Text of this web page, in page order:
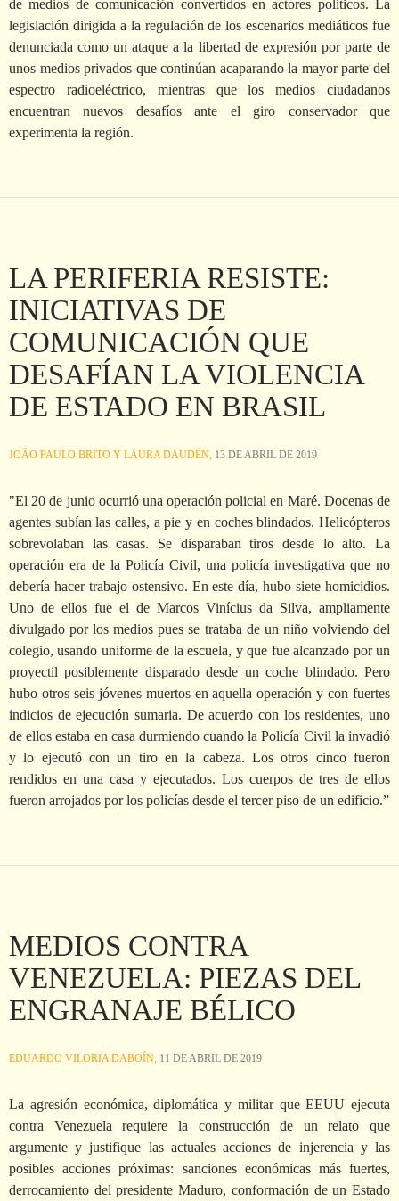
de medios de comunicación convertidos en actores políticos. La
legislación dirigida a la regulación de los escenarios mediáticos fue
denunciada como un ataque a la libertad de expresión por parte de
unos medios privados que continúan acaparando la mayor parte del
espectro radioeléctrico, mientras que los medios ciudadanos
encuentran nuevos desafíos ante el giro conservador que
experimenta la región.
LA PERIFERIA RESISTE:
INICIATIVAS DE
COMUNICACIÓN QUE
DESAFÍAN LA VIOLENCIA
DE ESTADO EN BRASIL
JOÃO PAULO BRITO Y LAURA DAUDÉN, 13 DE ABRIL DE 2019
"El 20 de junio ocurrió una operación policial en Maré. Docenas de
agentes subían las calles, a pie y en coches blindados. Helicópteros
sobrevolaban las casas. Se disparaban tiros desde lo alto. La
operación era de la Policía Civil, una policía investigativa que no
debería hacer trabajo ostensivo. En este día, hubo siete homicidios.
Uno de ellos fue el de Marcos Vinícius da Silva, ampliamente
divulgado por los medios pues se trataba de un niño volviendo del
colegio, usando uniforme de la escuela, y que fue alcanzado por un
proyectil posiblemente disparado desde un coche blindado. Pero
hubo otros seis jóvenes muertos en aquella operación y con fuertes
indicios de ejecución sumaria. De acuerdo con los residentes, uno
de ellos estaba en casa durmiendo cuando la Policía Civil la invadió
y lo ejecutó con un tiro en la cabeza. Los otros cinco fueron
rendidos en una casa y ejecutados. Los cuerpos de tres de ellos
fueron arrojados por los policías desde el tercer piso de un edificio.”
MEDIOS CONTRA
VENEZUELA: PIEZAS DEL
ENGRANAJE BÉLICO
EDUARDO VILORIA DABOÍN, 11 DE ABRIL DE 2019
La agresión económica, diplomática y militar que EEUU ejecuta
contra Venezuela requiere la construcción de un relato que
argumente y justifique las actuales acciones de injerencia y las
posibles acciones próximas: sanciones económicas más fuertes,
derrocamiento del presidente Maduro, conformación de un Estado